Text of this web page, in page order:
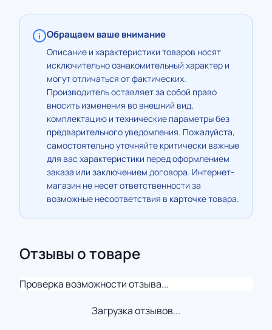
Обращаем ваше внимание
Описание и характеристики товаров носят
исключительно ознакомительный характер и
могут отличаться от фактических.
Производитель оставляет за собой право
вносить изменения во внешний вид,
комплектацию и технические параметры без
предварительного уведомления. Пожалуйста,
самостоятельно уточняйте критически важные
для вас характеристики перед оформлением
заказа или заключением договора. Интернет-
магазин не несет ответственности за
возможные несоответствия в карточке товара.
Отзывы о товаре
Проверка возможности отзыва...
Загрузка отзывов...